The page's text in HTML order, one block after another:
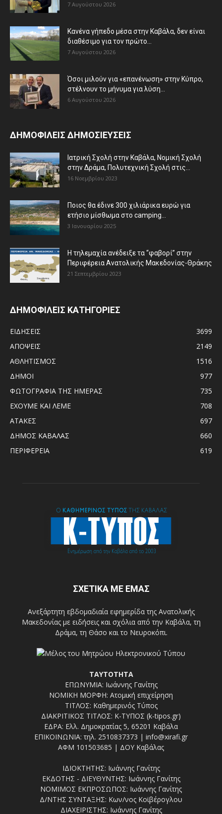
7 Αυγούστου 2026
Κανένα γήπεδο μέσα στην Καβάλα, δεν είναι
διαθέσιμο για τον πρώτο...
7 Αυγούστου 2026
Όσοι μιλούν για «επανένωση» στην Κύπρο,
στέλνουν το μήνυμα για λύση...
6 Αυγούστου 2026
ΔΗΜΟΦΙΛΕΙΣ ΔΗΜΟΣΙΕΥΣΕΙΣ
Ιατρική Σχολή στην Καβάλα, Νομική Σχολή
στην Δράμα, Πολυτεχνική Σχολή στις...
16 Νοεμβρίου 2023
Ποιος θα έδινε 300 χιλιάρικα ευρώ για
ετήσιο μίσθωμα στο camping...
3 Ιανουαρίου 2025
Η τηλεμαχία ανέδειξε τα “φαβορί” στην
Περιφέρεια Ανατολικής Μακεδονίας-Θράκης
21 Σεπτεμβρίου 2023
ΔΗΜΟΦΙΛΕΙΣ ΚΑΤΗΓΟΡΙΕΣ
ΕΙΔΗΣΕΙΣ
3699
ΑΠΟΨΕΙΣ
2149
ΑΘΛΗΤΙΣΜΟΣ
1516
ΔΗΜΟΙ
977
ΦΩΤΟΓΡΑΦΙΑ ΤΗΣ ΗΜΕΡΑΣ
735
ΕΧΟΥΜΕ ΚΑΙ ΛΕΜΕ
708
ΑΤΑΚΕΣ
697
ΔΗΜΟΣ ΚΑΒΑΛΑΣ
660
ΠΕΡΙΦΕΡΕΙΑ
619
ΣΧΕΤΙΚΑ ΜΕ ΕΜΑΣ
Ανεξάρτητη εβδομαδιαία εφημερίδα της Ανατολικής
Μακεδονίας με ειδήσεις και σχόλια από την Καβάλα, τη
Δράμα, τη Θάσο και το Νευροκόπι.
ΤΑΥΤΟΤΗΤΑ
ΕΠΩΝΥΜΙΑ: Ιωάννης Γανίτης
ΝΟΜΙΚΗ ΜΟΡΦΗ: Ατομική επιχείρηση
ΤΙΤΛΟΣ: Καθημερινός Τύπος
ΔΙΑΚΡΙΤΙΚΟΣ ΤΙΤΛΟΣ: Κ-ΤΥΠΟΣ (k-tipos.gr)
ΕΔΡΑ: Ελλ. Δημοκρατίας 5, 65201 Καβάλα
ΕΠΙΚΟΙΝΩΝΙΑ: τηλ. 2510837373 | info@xirafi.gr
ΑΦΜ 101503685 | ΔΟΥ Καβάλας
ΙΔΙΟΚΤΗΤΗΣ: Ιωάννης Γανίτης
ΕΚΔΟΤΗΣ - ΔΙΕΥΘΥΝΤΗΣ: Ιωάννης Γανίτης
ΝΟΜΙΜΟΣ ΕΚΠΡΟΣΩΠΟΣ: Ιωάννης Γανίτης
Δ/ΝΤΗΣ ΣΥΝΤΑΞΗΣ: Κων/νος Κοϊβέρογλου
ΔΙΑΧΕΙΡΙΣΤΗΣ: Ιωάννης Γανίτης